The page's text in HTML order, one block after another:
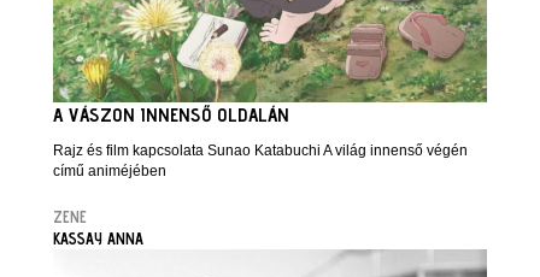
A VÁSZON INNENSŐ OLDALÁN
Rajz és film kapcsolata Sunao Katabuchi A világ innenső végén
című animéjében
ZENE
KASSAY ANNA